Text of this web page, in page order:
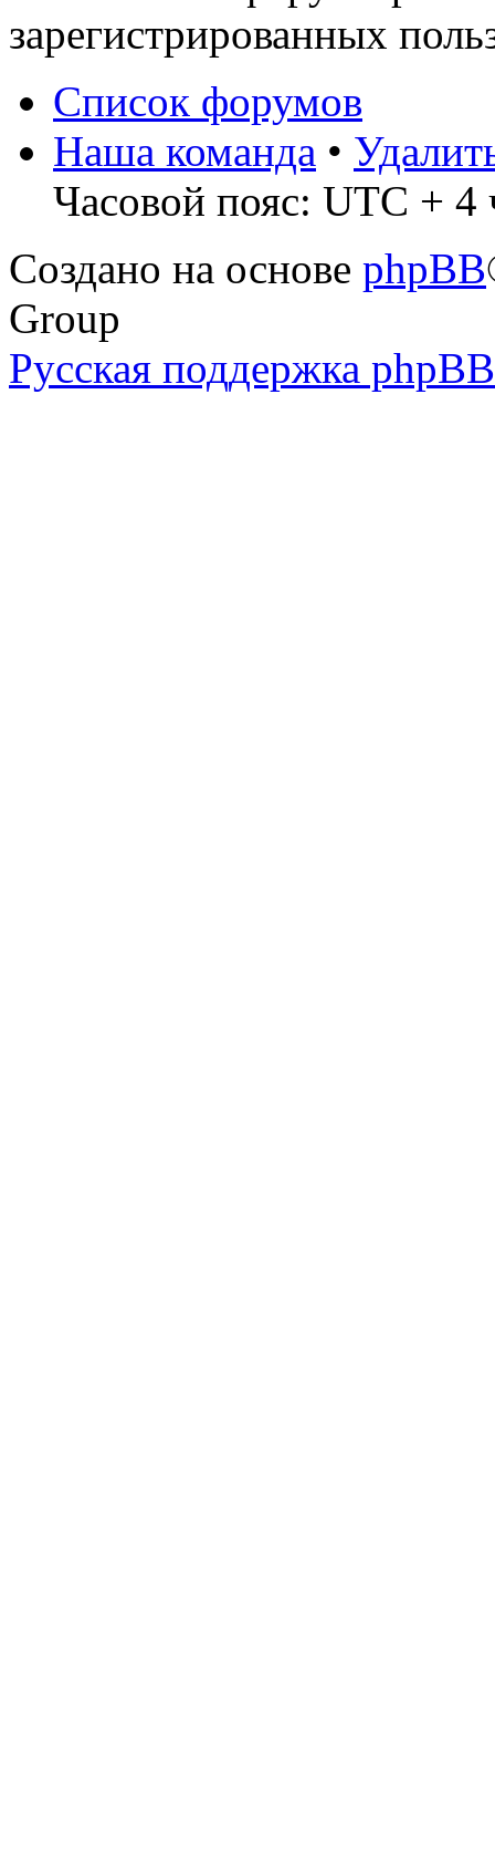
зарегистрированных
Список форумов
Наша команда •
Часовой пояс: UTC + 4
Создано на основе phpBB
Group
Русская поддержка phpBB